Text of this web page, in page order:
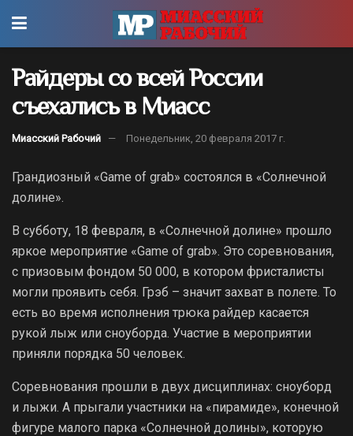
Райдеры со всей России
съехались в Миасс
Миасский Рабочий Понедельник, 20 февраля 2017 г.
Грандиозный «Game of grab» состоялся в «Солнечной
долине».
В субботу, 18 февраля, в «Солнечной долине» прошло
яркое мероприятие «Game of grab». Это соревнования,
с призовым фондом 50 000, в котором фристалисты
могли проявить себя. Грэб – значит захват в полете. То
есть во время исполнения трюка райдер касается
рукой лыж или сноуборда. Участие в мероприятии
приняли порядка 50 человек.
Соревнования прошли в двух дисциплинах: сноуборд
и лыжи. А прыгали участники на «пирамиде», конечной
фигуре малого парка «Солнечной долины», которую